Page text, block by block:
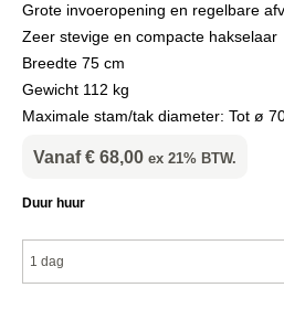
Grote invoeropening en regelbare
Zeer stevige en compacte hakselaar
Breedte 75 cm
Gewicht 112 kg
Maximale stam/tak diameter: Tot ø
Vanaf € 68,00 ex 21% BTW.
Duur huur
(Middelgroot)